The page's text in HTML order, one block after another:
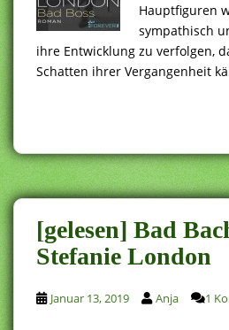
Hauptfiguren
sympathisch
ihre Entwicklung zu verfolgen,
Schatten ihrer Vergangenheit
[gelesen] Bad
Stefanie London
Januar 13, 2019 Anja 1